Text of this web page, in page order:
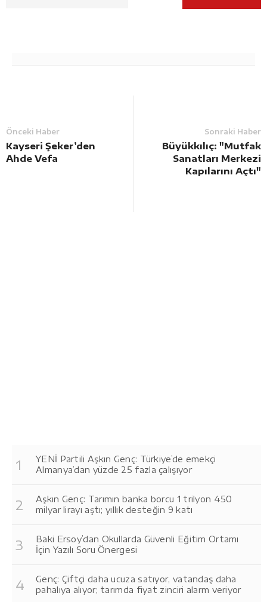
Önceki Haber
Kayseri Şeker’den
Ahde Vefa
Sonraki Haber
Büyükkılıç: "Mutfak
Sanatları Merkezi
Kapılarını Açtı"
YENİ Partili Aşkın Genç: Türkiye’de emekçi
Almanya’dan yüzde 25 fazla çalışıyor
Aşkın Genç: Tarımın banka borcu 1 trilyon 450
milyar lirayı aştı; yıllık desteğin 9 katı
Baki Ersoy’dan Okullarda Güvenli Eğitim Ortamı
İçin Yazılı Soru Önergesi
Genç: Çiftçi daha ucuza satıyor, vatandaş daha
pahalıya alıyor; tarımda fiyat zinciri alarm veriyor